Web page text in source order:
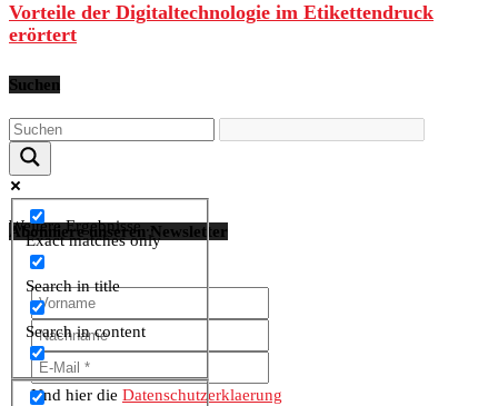
Vorteile der Digitaltechnologie im Etikettendruck
erörtert
Suchen
Weitere Ergebnisse...
Exact matches only
Search in title
Search in content
Abonniere unseren Newsletter
Und hier die Datenschutzerklaerung